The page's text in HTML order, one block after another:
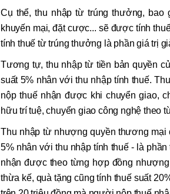
Cụ thể, thu nhập từ trúng thưởng, bao
khuyến mại, đặt cược... sẽ được tính
tính thuế từ trúng thưởng là phần giá trị
Tương tự, thu nhập từ tiền bản quyền
suất 5% nhân với thu nhập tính thuế.
nộp thuế nhận được khi chuyển giao,
hữu trí tuệ, chuyển giao công nghệ theo
Thu nhập từ nhượng quyền thương mại
5% nhân với thu nhập tính thuế - là
nhận được theo từng hợp đồng
thừa kế, quà tặng cũng tính thuế suất